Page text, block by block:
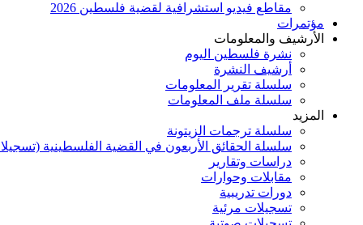
مقاطع فيديو استشرافية لقضية فلسطين 2026
مؤتمرات
الأرشيف والمعلومات
نشرة فلسطين اليوم
أرشيف النشرة
سلسلة تقرير المعلومات
سلسلة ملف المعلومات
المزيد
سلسلة ترجمات الزيتونة
سلسلة الحقائق الأربعون في القضية الفلسطينية
دراسات وتقارير
مقابلات وحوارات
دورات تدريبية
تسجيلات مرئية